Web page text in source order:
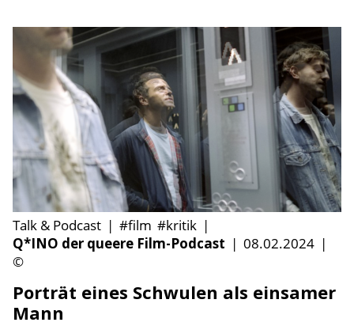
Talk & Podcast | #film #kritik |
Q*INO der queere Film-Podcast | 08.02.2024 |
©
Porträt eines Schwulen als einsamer
Mann